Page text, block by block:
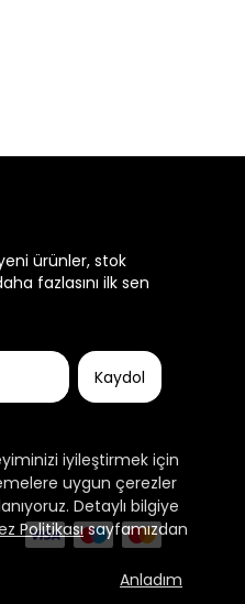
iyileştirmek için
uygun çerezler
Detaylı bilgiye
Politikasısayfamızdan
Anladım
ürünler, stok
fazlasını ilk sen
Kaydol